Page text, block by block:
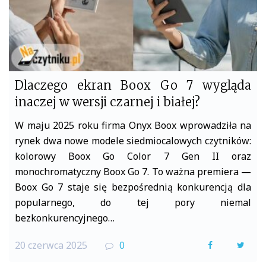
Dlaczego ekran Boox Go 7 wygląda
inaczej w wersji czarnej i białej?
W maju 2025 roku firma Onyx Boox wprowadziła na
rynek dwa nowe modele siedmiocalowych czytników:
kolorowy Boox Go Color 7 Gen II oraz
monochromatyczny Boox Go 7. To ważna premiera —
Boox Go 7 staje się bezpośrednią konkurencją dla
popularnego, do tej pory niemal
bezkonkurencyjnego…
20 czerwca 2025 0
F